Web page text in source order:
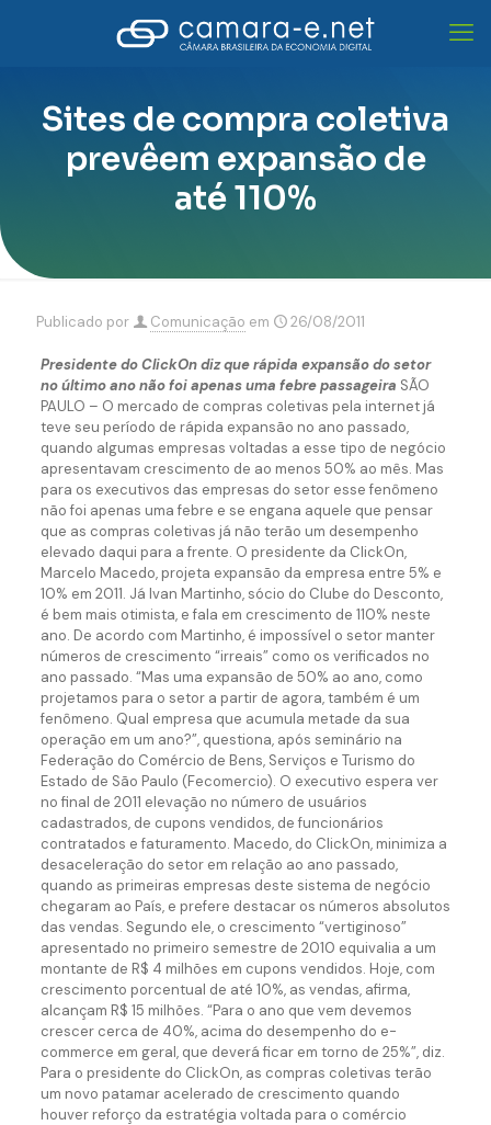
Sites de compra coletiva
prevêem expansão de
até 110%
Publicado por Comunicação em 26/08/2011
Presidente do ClickOn diz que rápida expansão do setor
no último ano não foi apenas uma febre passageira SÃO
PAULO – O mercado de compras coletivas pela internet já
teve seu período de rápida expansão no ano passado,
quando algumas empresas voltadas a esse tipo de negócio
apresentavam crescimento de ao menos 50% ao mês. Mas
para os executivos das empresas do setor esse fenômeno
não foi apenas uma febre e se engana aquele que pensar
que as compras coletivas já não terão um desempenho
elevado daqui para a frente. O presidente da ClickOn,
Marcelo Macedo, projeta expansão da empresa entre 5% e
10% em 2011. Já Ivan Martinho, sócio do Clube do Desconto,
é bem mais otimista, e fala em crescimento de 110% neste
ano. De acordo com Martinho, é impossível o setor manter
números de crescimento “irreais” como os verificados no
ano passado. “Mas uma expansão de 50% ao ano, como
projetamos para o setor a partir de agora, também é um
fenômeno. Qual empresa que acumula metade da sua
operação em um ano?”, questiona, após seminário na
Federação do Comércio de Bens, Serviços e Turismo do
Estado de São Paulo (Fecomercio). O executivo espera ver
no final de 2011 elevação no número de usuários
cadastrados, de cupons vendidos, de funcionários
contratados e faturamento. Macedo, do ClickOn, minimiza a
desaceleração do setor em relação ao ano passado,
quando as primeiras empresas deste sistema de negócio
chegaram ao País, e prefere destacar os números absolutos
das vendas. Segundo ele, o crescimento “vertiginoso”
apresentado no primeiro semestre de 2010 equivalia a um
montante de R$ 4 milhões em cupons vendidos. Hoje, com
crescimento porcentual de até 10%, as vendas, afirma,
alcançam R$ 15 milhões. “Para o ano que vem devemos
crescer cerca de 40%, acima do desempenho do e-
commerce em geral, que deverá ficar em torno de 25%”, diz.
Para o presidente do ClickOn, as compras coletivas terão
um novo patamar acelerado de crescimento quando
houver reforço da estratégia voltada para o comércio